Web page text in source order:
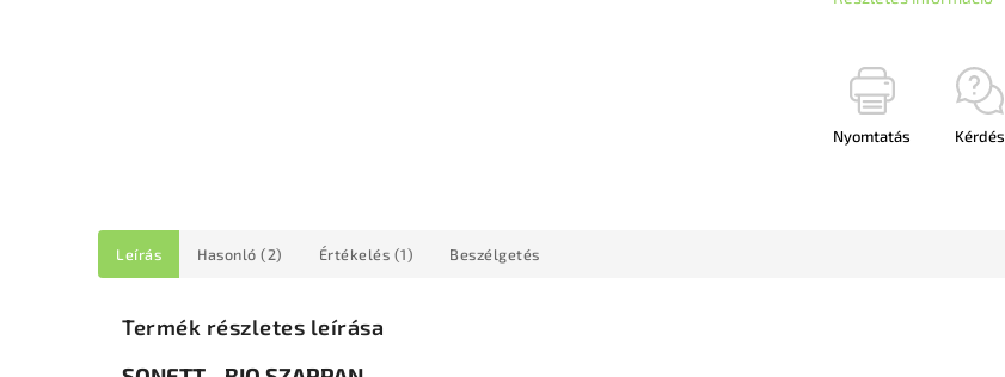
Nyomtatás Kérdés
Leírás Hasonló (2) Értékelés (1) Beszélgetés
Termék részletes leírása